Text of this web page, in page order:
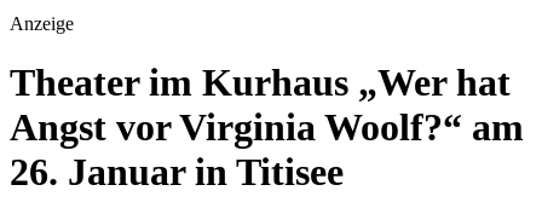
Anzeige
Theater im Kurhaus „Wer hat
Angst vor Virginia Woolf?“ am
26. Januar in Titisee